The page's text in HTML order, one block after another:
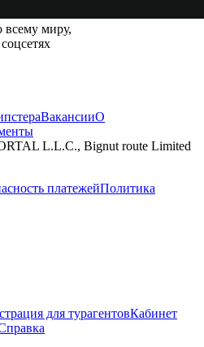
миру,
ВакансииО
L.L.C., Bignut route Limited
платежейПолитика
для турагентовКабинет